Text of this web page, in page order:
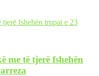
me të tjerë fshehën